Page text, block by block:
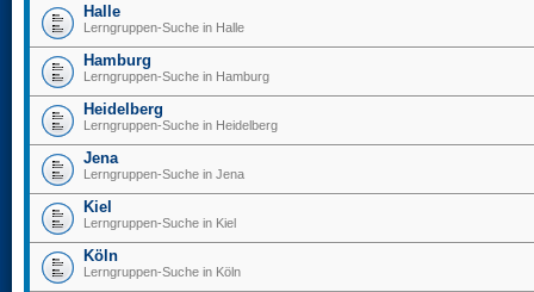
Halle
Lerngruppen-Suche in Halle
Hamburg
Lerngruppen-Suche in Hamburg
Heidelberg
Lerngruppen-Suche in Heidelberg
Jena
Lerngruppen-Suche in Jena
Kiel
Lerngruppen-Suche in Kiel
Köln
Lerngruppen-Suche in Köln